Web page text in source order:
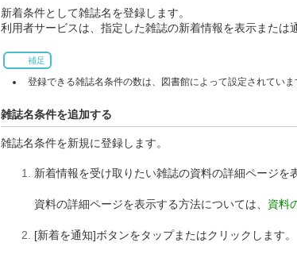
新着条件として雑誌名を登録します。
利用者サービスは、指定した雑誌の新着情報を表示または
補足
登録できる雑誌名条件の数は、図書館によって設定されていま
雑誌名条件を追加する
雑誌名条件を新規に登録します。
新着情報を受け取りたい雑誌の資料の詳細ページを
資料の詳細ページを表示する方法については、 資料
[新着を通知]ボタンをタップまたはクリックします。